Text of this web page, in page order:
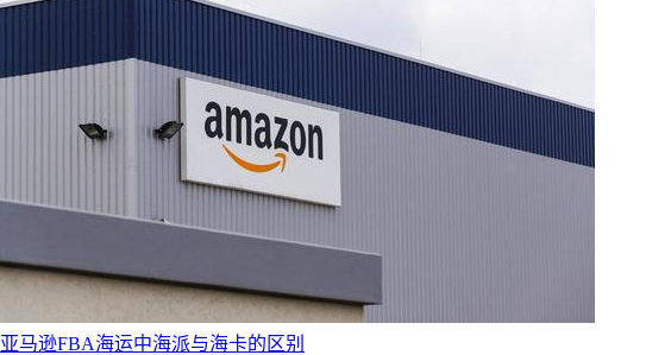
亚马逊FBA海运中海派与海卡的区别